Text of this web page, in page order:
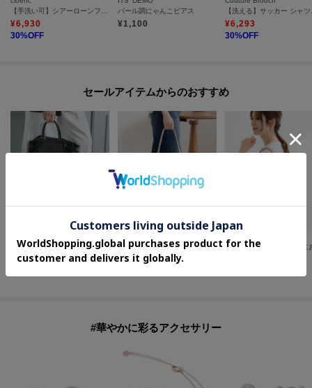
¥6,930
30%OFF
パール調にゃんこピアス
¥1,100 ¥6,293
30%OFF
セールアイテムからのおすすめ
2WAYドロストトート
5,500
スプリットレザートート
¥15,840
#華やかに彩るアクセサリー